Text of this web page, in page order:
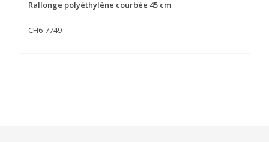
Rallonge polyéthylène courbée 45 cm
CH6-7749